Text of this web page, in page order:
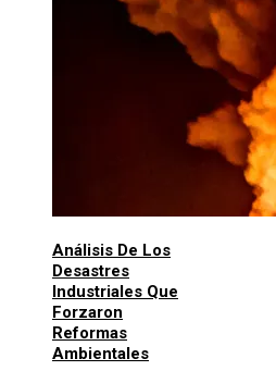
Análisis De Los
Desastres
Industriales Que
Forzaron
Reformas
Ambientales